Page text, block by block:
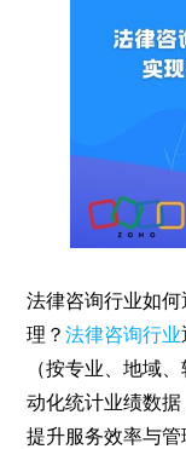
法律咨询行业如
理？法律咨询行业
（按专业、地域
动化统计业绩数据
提升服务效率与管